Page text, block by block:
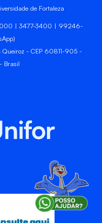
de Fortaleza
| 3477-3400 | 99246-
Queiroz - CEP 60811-905 -
Brasil